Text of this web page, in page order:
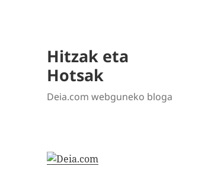
Hitzak eta
Hotsak
Deia.com webguneko bloga